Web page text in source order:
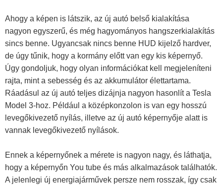
Ahogy a képen is látszik, az új autó belső kialakítása
nagyon egyszerű, és még hagyományos hangszerkialakítás
sincs benne. Ugyancsak nincs benne HUD kijelző hardver,
de úgy tűnik, hogy a kormány előtt van egy kis képernyő.
Úgy gondoljuk, hogy olyan információkat kell megjeleníteni
rajta, mint a sebesség és az akkumulátor élettartama.
Ráadásul az új autó teljes dizájnja nagyon hasonlít a Tesla
Model 3-hoz. Például a középkonzolon is van egy hosszú
levegőkivezető nyílás, illetve az új autó képernyője alatt is
vannak levegőkivezető nyílások.
Ennek a képernyőnek a mérete is nagyon nagy, és láthatja,
hogy a képernyőn You tube és más alkalmazások találhatók.
A jelenlegi új energiajárművek persze nem rosszak, így csak